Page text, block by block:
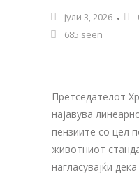
јули 3, 2026
685 seen
Претседателот
најавува
пензиите со цел
животниот
нагласувајќи